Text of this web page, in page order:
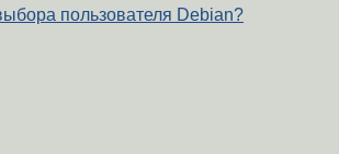
пользователя Debian?